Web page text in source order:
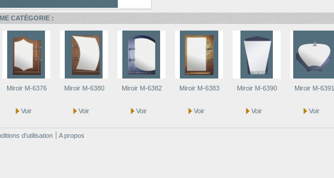
CATÉGORIE :
Miroir M-6376
Voir
Miroir M-6380
Voir
Miroir M-6382
Voir
Miroir M-6383
Voir
Miroir M-6390
Voir
Miroir M-6391
Voir
d'utilisation A propos